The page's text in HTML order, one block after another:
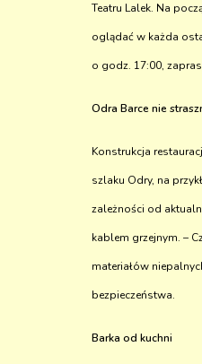
Teatru Lalek. Na
oglądać w każda
o godz. 17:00,
Odra Barce nie
Konstrukcja
szlaku Odry, na
zależności od
kablem grzejnym. –
materiałów
bezpieczeństwa.
Barka od kuchni